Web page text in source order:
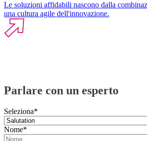
Le soluzioni affidabili nascono dalla
una cultura agile dell'innovazione.
Parlare con un esperto
Seleziona*
Nome*